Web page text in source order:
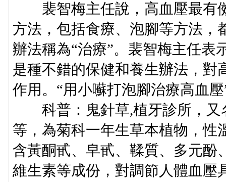
裴智梅主任說，高血壓最有
方法，包括食療、泡腳等方法，
辦法稱為“治療”。裴智梅主任表
是種不錯的保健和養生辦法，對
作用。“用小囌打泡腳治療高血
科普：鬼針草,植牙診所，又
等，為菊科一年生草本植物，性
含黃酮甙、皁甙、鞣質、多元酚
維生素等成份，對調節人體血壓